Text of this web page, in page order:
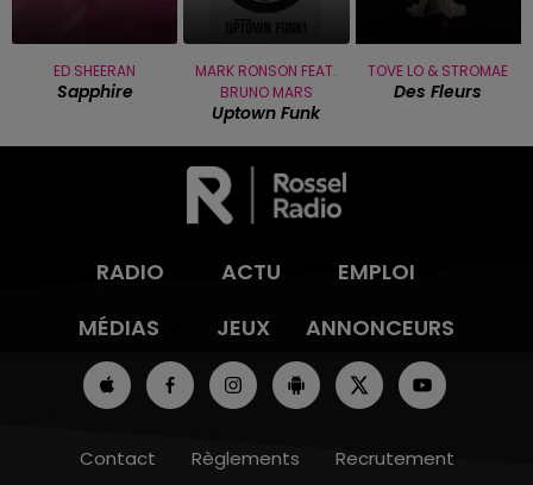
ED SHEERAN
Sapphire
MARK RONSON FEAT.
BRUNO MARS
Uptown Funk
TOVE LO & STROMAE
Des Fleurs
RADIO ACTU
EMPLOI
MÉDIAS
JEUX ANNONCEURS
Contact Règlements Recrutement